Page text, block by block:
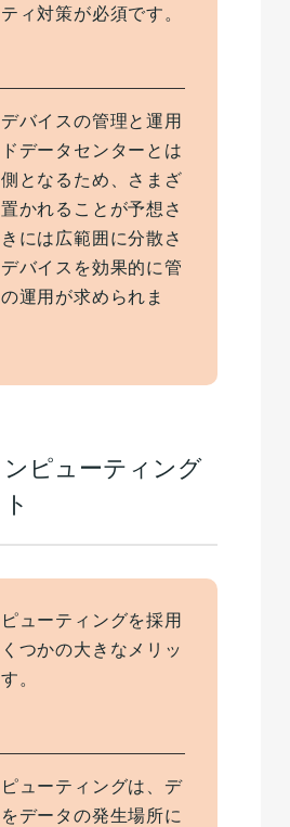
ィ対策が必須です。
バイスの管理と運用
データセンターとは
となるため、さまざ
かれることが予想さ
には広範囲に分散さ
バイスを効果的に管
運用が求められま
ピューティング
ューティングを採用
つかの大きなメリッ
。
ューティングは、デ
データの発生場所に